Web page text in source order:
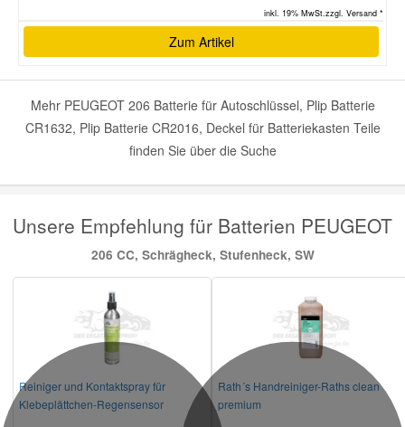
inkl. 19% MwSt.zzgl. Versand *
Zum Artikel
Mehr PEUGEOT 206 Batterie für Autoschlüssel, Plip Batterie
CR1632, Plip Batterie CR2016, Deckel für Batteriekasten Teile
finden Sie über die Suche
Unsere Empfehlung für Batterien PEUGEOT
206 CC, Schrägheck, Stufenheck, SW
Reiniger und Kontaktspray für
Klebeplättchen-Regensensor
Rath´s Handreiniger-Raths clean
premium